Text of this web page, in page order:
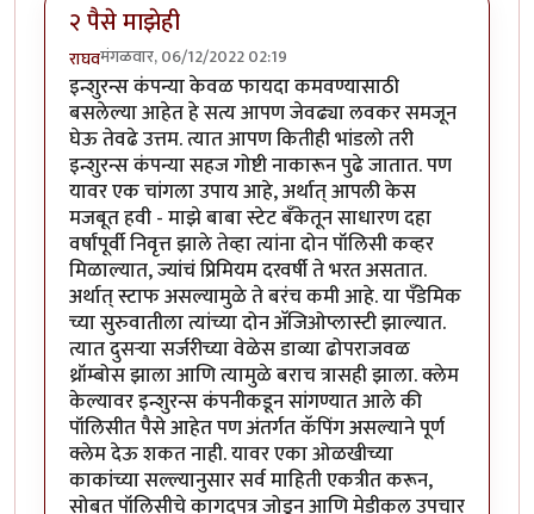
२ पैसे माझेही
राघवमंगळवार, 06/12/2022 02:19
इन्शुरन्स कंपन्या केवळ फायदा कमवण्यासाठी
बसलेल्या आहेत हे सत्य आपण जेवढ्या लवकर समजून
घेऊ तेवढे उत्तम. त्यात आपण कितीही भांडलो तरी
इन्शुरन्स कंपन्या सहज गोष्टी नाकारून पुढे जातात. पण
यावर एक चांगला उपाय आहे, अर्थात् आपली केस
मजबूत हवी - माझे बाबा स्टेट बँकेतून साधारण दहा
वर्षांपूर्वी निवृत्त झाले तेव्हा त्यांना दोन पॉलिसी कव्हर
मिळाल्यात, ज्यांचं प्रिमियम दरवर्षी ते भरत असतात.
अर्थात् स्टाफ असल्यामुळे ते बरंच कमी आहे. या पँडेमिक
च्या सुरुवातीला त्यांच्या दोन अ‍ॅजिओप्लास्टी झाल्यात.
त्यात दुसर्‍या सर्जरीच्या वेळेस डाव्या ढोपराजवळ
थ्रॉम्बोस झाला आणि त्यामुळे बराच त्रासही झाला. क्लेम
केल्यावर इन्शुरन्स कंपनीकडून सांगण्यात आले की
पॉलिसीत पैसे आहेत पण अंतर्गत कॅपिंग असल्याने पूर्ण
क्लेम देऊ शकत नाही. यावर एका ओळखीच्या
काकांच्या सल्ल्यानुसार सर्व माहिती एकत्रीत करून,
सोबत पॉलिसीचे कागदपत्र जोडून आणि मेडीकल उपचार